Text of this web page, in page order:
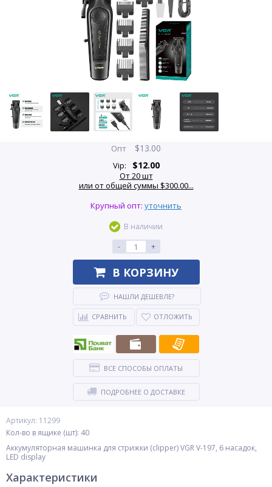
Артикул: 11299
Кол-во в ящике (шт): 40
Аккумуляторная машинка для стрижки (clipper) VGR V-197, 6 насадок,
LED display
Опт $13.00
Vip: $12.00
От 20 шт
или от общей суммы $300.00...
Крупный опт: уточнить
В наличии
-
+
В КОРЗИНУ
НАШЛИ ДЕШЕВЛЕ?
СРАВНИТЬ ОТЛОЖИТЬ
ВСЕ СПОСОБЫ ОПЛАТЫ
ПОДРОБНЕЕ О ДОСТАВКЕ
Характеристики